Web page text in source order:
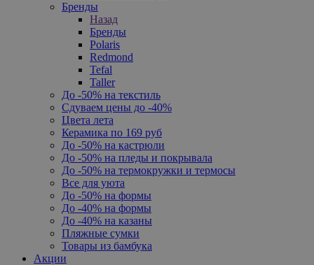
Бренды
Назад
Бренды
Polaris
Redmond
Tefal
Taller
До -50% на текстиль
Сдуваем цены до -40%
Цвета лета
Керамика по 169 руб
До -50% на кастрюли
До -50% на пледы и покрывала
До -50% на термокружки и термосы
Все для уюта
До -50% на формы
До -40% на формы
До -40% на казаны
Пляжные сумки
Товары из бамбука
Акции